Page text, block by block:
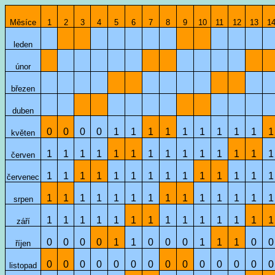
Měsíce 1 2 3 4 5 6 7 8 9 10 11 12 13 14
leden
únor
březen
duben
květen 0 0 0 0 1 1 1 1 1 1 1 1 1 1
červen 1 1 1 1 1 1 1 1 1 1 1 1 1 1
červenec 1 1 1 1 1 1 1 1 1 1 1 1 1 1
srpen 1 1 1 1 1 1 1 1 1 1 1 1 1 1
září 1 1 1 1 1 1 1 1 1 1 1 1 1 1
říjen 0 0 0 0 1 1 0 0 0 1 1 1 0 0
listopad 0 0 0 0 0 0 0 0 0 0 0 0 0 0